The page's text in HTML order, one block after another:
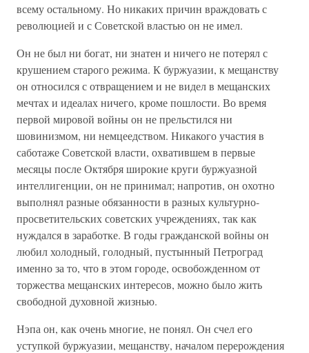
всему остальному. Но никаких причин враждовать с
революцией и с Советской властью он не имел.
Он не был ни богат, ни знатен и ничего не потерял с
крушением старого режима. К буржуазии, к мещанству
он относился с отвращением и не видел в мещанских
мечтах и идеалах ничего, кроме пошлости. Во время
первой мировой войны он не прельстился ни
шовинизмом, ни немцеедством. Никакого участия в
саботаже Советской власти, охватившем в первые
месяцы после Октября широкие круги буржуазной
интеллигенции, он не принимал; напротив, он охотно
выполнял разные обязанности в разных культурно-
просветительских советских учреждениях, так как
нуждался в заработке. В годы гражданской войны он
любил холодный, голодный, пустынный Петроград
именно за то, что в этом городе, освобожденном от
торжества мещанских интересов, можно было жить
свободной духовной жизнью.
Нэпа он, как очень многие, не понял. Он счел его
уступкой буржуазии, мещанству, началом перерождения